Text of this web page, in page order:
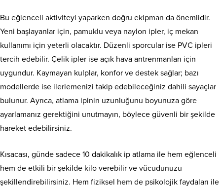
Bu eğlenceli aktiviteyi yaparken doğru ekipman da önemlidir.
Yeni başlayanlar için, pamuklu veya naylon ipler, iç mekan
kullanımı için yeterli olacaktır. Düzenli sporcular ise PVC ipleri
tercih edebilir. Çelik ipler ise açık hava antrenmanları için
uygundur. Kaymayan kulplar, konfor ve destek sağlar; bazı
modellerde ise ilerlemenizi takip edebileceğiniz dahili sayaçlar
bulunur. Ayrıca, atlama ipinin uzunluğunu boyunuza göre
ayarlamanız gerektiğini unutmayın, böylece güvenli bir şekilde
hareket edebilirsiniz.
Kısacası, günde sadece 10 dakikalık ip atlama ile hem eğlenceli
hem de etkili bir şekilde kilo verebilir ve vücudunuzu
şekillendirebilirsiniz. Hem fiziksel hem de psikolojik faydaları ile